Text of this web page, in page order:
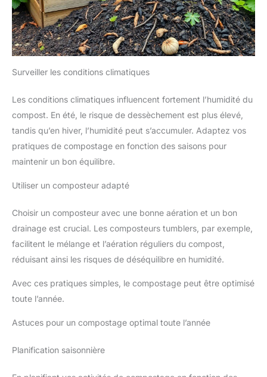
Surveiller les conditions climatiques
Les conditions climatiques influencent fortement l’humidité du
compost. En été, le risque de dessèchement est plus élevé,
tandis qu’en hiver, l’humidité peut s’accumuler. Adaptez vos
pratiques de compostage en fonction des saisons pour
maintenir un bon équilibre.
Utiliser un composteur adapté
Choisir un composteur avec une bonne aération et un bon
drainage est crucial. Les composteurs tumblers, par exemple,
facilitent le mélange et l’aération réguliers du compost,
réduisant ainsi les risques de déséquilibre en humidité.
Avec ces pratiques simples, le compostage peut être optimisé
toute l’année.
Astuces pour un compostage optimal toute l’année
Planification saisonnière